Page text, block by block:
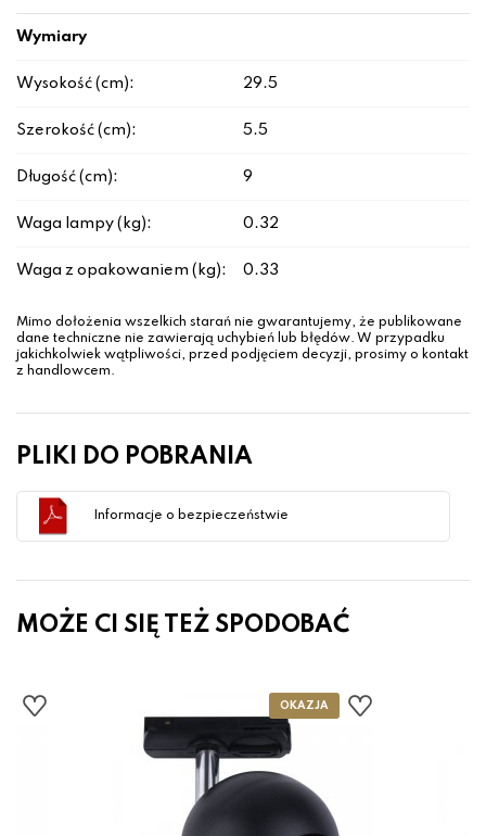
Wymiary
Wysokość (cm): 29.5
Szerokość (cm): 5.5
Długość (cm): 9
Waga lampy (kg): 0.32
Waga z opakowaniem (kg): 0.33
Mimo dołożenia wszelkich starań nie gwarantujemy, że publikowane
dane techniczne nie zawierają uchybień lub błędów. W przypadku
jakichkolwiek wątpliwości, przed podjęciem decyzji, prosimy o kontakt
z handlowcem.
PLIKI DO POBRANIA
Informacje o bezpieczeństwie
MOŻE CI SIĘ TEŻ SPODOBAĆ